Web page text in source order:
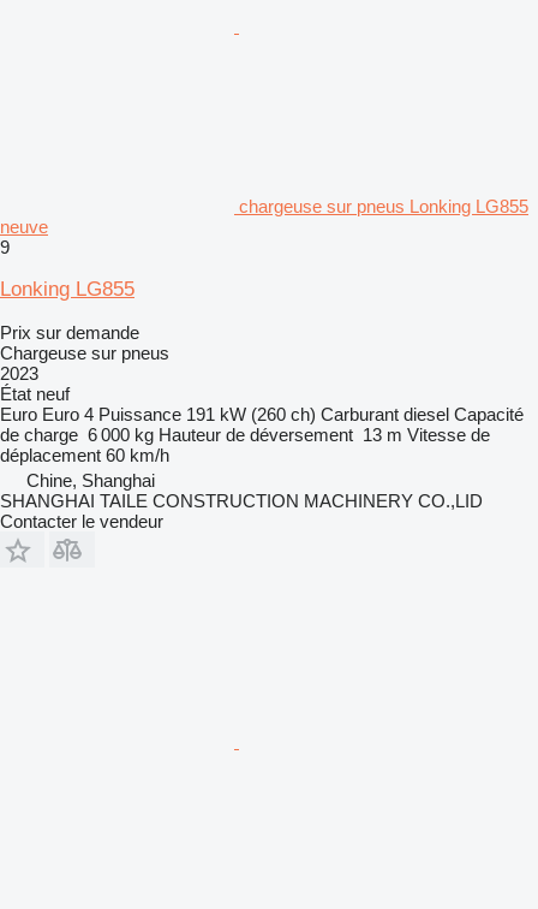
chargeuse sur pneus Lonking LG855
neuve
9
Lonking LG855
Prix sur demande
Chargeuse sur pneus
2023
État neuf
Euro Euro 4 Puissance 191 kW (260 ch) Carburant diesel Capacité
de charge 6 000 kg Hauteur de déversement 13 m Vitesse de
déplacement 60 km/h
Chine, Shanghai
SHANGHAI TAILE CONSTRUCTION MACHINERY CO.,LID
Contacter le vendeur